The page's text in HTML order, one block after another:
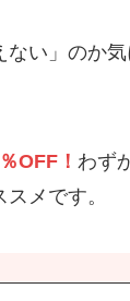
ない」のか
OFF！わず
メです。